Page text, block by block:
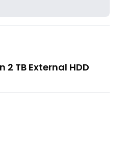
TB External HDD